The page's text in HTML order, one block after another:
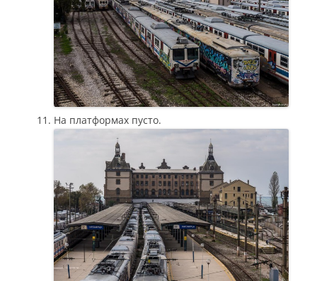
На платформах пусто.